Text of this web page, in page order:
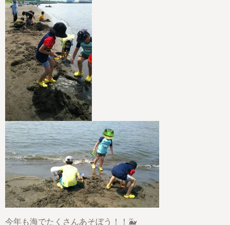
今年も海でたくさんあそぼう！！🐳